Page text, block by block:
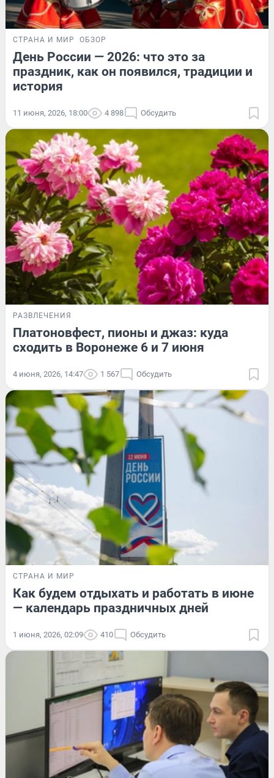
СТРАНА И МИР ОБЗОР
День России — 2026: что это за
праздник, как он появился, традиции и
история
11 июня, 2026, 18:00 4 898 Обсудить
РАЗВЛЕЧЕНИЯ
Платоновфест, пионы и джаз: куда
сходить в Воронеже 6 и 7 июня
4 июня, 2026, 14:47 1 567 Обсудить
СТРАНА И МИР
Как будем отдыхать и работать в июне
— календарь праздничных дней
1 июня, 2026, 02:09 410 Обсудить